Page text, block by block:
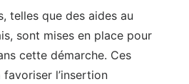
telles que des aides au
sont mises en place pour
cette démarche. Ces
l’insertion